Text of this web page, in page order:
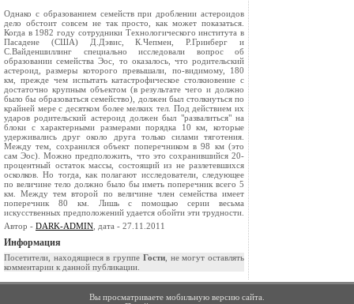
Однако с образованием семейств при дроблении астероидов
дело обстоит совсем не так просто, как может показаться.
Когда в 1982 году сотрудники Технологического института в
Пасадене (США) Д.Дэвис, К.Чепмен, Р.Гринберг и
С.Вайденшиллинг специально исследовали вопрос об
образовании семейства Эос, то оказалось, что родительский
астероид, размеры которого превышали, по-видимому, 180
км, прежде чем испытать катастрофическое столкновение с
достаточно крупным объектом (в результате чего и должно
было бы образоваться семейство), должен был столкнуться по
крайней мере с десятком более мелких тел. Под действием их
ударов родительский астероид должен был "развалиться" на
блоки с характерными размерами порядка 10 км, которые
удерживались друг около друга только силами тяготения.
Между тем, сохранился объект поперечником в 98 км (это
сам Эос). Можно предположить, что это сохранившийся 20-
процентный остаток массы, состоящий из не разлетевшихся
осколков. Но тогда, как полагают исследователи, следующее
по величине тело должно было бы иметь поперечник всего 5
км. Между тем второй по величине член семейства имеет
поперечник 80 км. Лишь с помощью серии весьма
искусственных предположений удается обойти эти трудности.
Автор - DARK-ADMIN , дата - 27.11.2011
Информация
Посетители, находящиеся в группе Гости, не могут оставлять
комментарии к данной публикации.
Вы просматриваете мобильную версию сайта.